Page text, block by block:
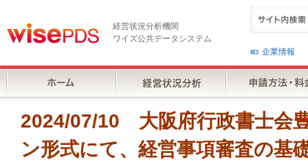
経営状況分析機関
ワイズ公共データシステム
企業情報
2024/07/10 大阪府行政書士会
ン形式にて、経営事項審査の基